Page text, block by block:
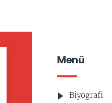
Menü
Biyografi